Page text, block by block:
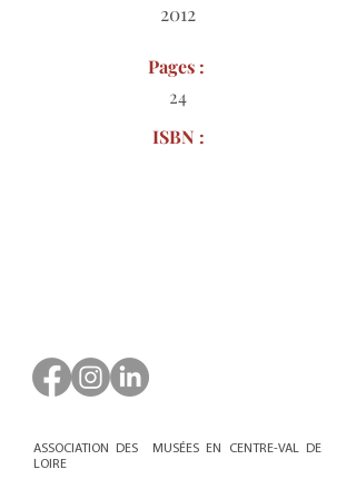
2012
Pages :
24
ISBN :
ASSOCIATION DES MUSÉES EN CENTRE-VAL DE
LOIRE